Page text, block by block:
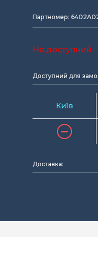
Партномер:
Не доступний
Доступний для
Київ
Доставка: